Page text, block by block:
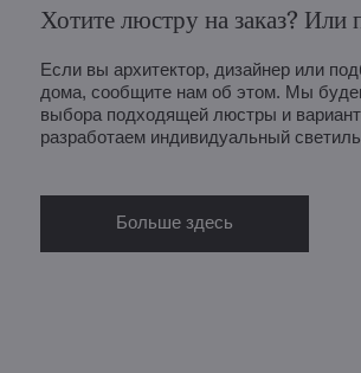
Хотите люстру на заказ? Или
Если вы архитектор, дизайнер или
дома, сообщите нам об этом. Мы
выбора подходящей люстры и
разработаем индивидуальный
Больше здесь